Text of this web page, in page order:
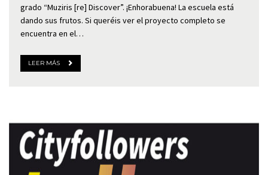
grado “Muziris [re] Discover”. ¡Enhorabuena! La escuela está
dando sus frutos. Si queréis ver el proyecto completo se
encuentra en el…
LEER MÁS